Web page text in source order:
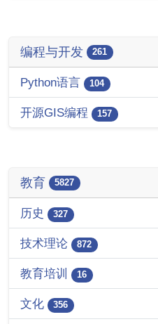
编程与开发 261
Python语言 104
开源GIS编程 157
教育 5827
历史 327
技术理论 872
教育培训 16
文化 356